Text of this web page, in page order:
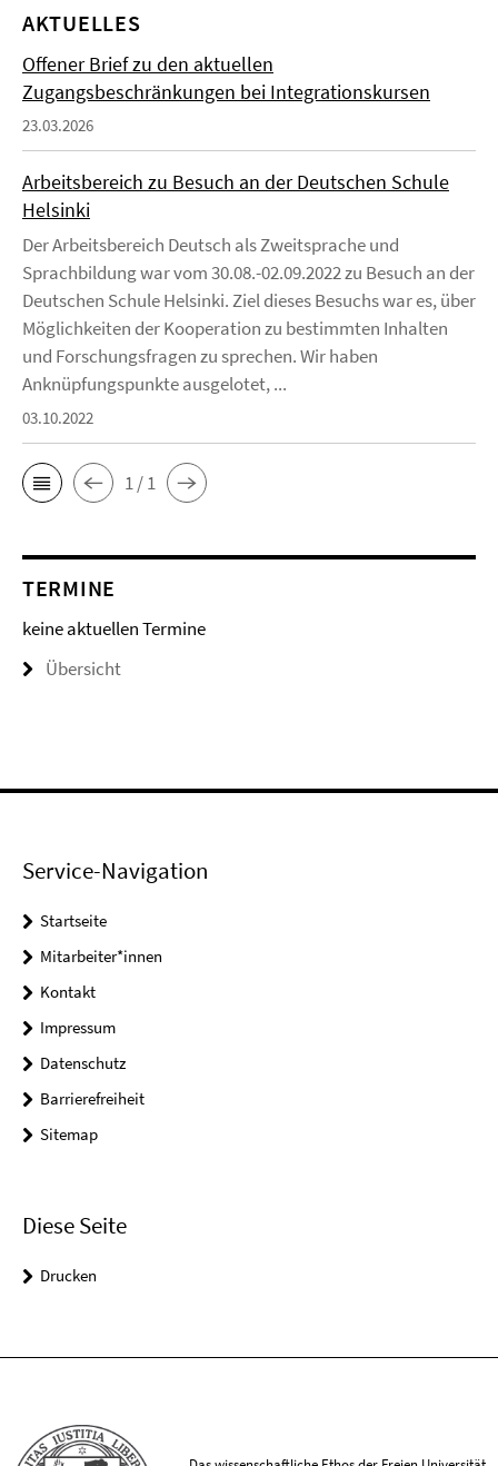
AKTUELLES
Offener Brief zu den aktuellen
Zugangsbeschränkungen bei Integrationskursen
23.03.2026
Arbeitsbereich zu Besuch an der Deutschen Schule
Helsinki
Der Arbeitsbereich Deutsch als Zweitsprache und
Sprachbildung war vom 30.08.-02.09.2022 zu Besuch an der
Deutschen Schule Helsinki. Ziel dieses Besuchs war es, über
Möglichkeiten der Kooperation zu bestimmten Inhalten
und Forschungsfragen zu sprechen. Wir haben
Anknüpfungspunkte ausgelotet, ...
03.10.2022
1 / 1
TERMINE
keine aktuellen Termine
Übersicht
Service-Navigation
Startseite
Mitarbeiter*innen
Kontakt
Impressum
Datenschutz
Barrierefreiheit
Sitemap
Diese Seite
Drucken